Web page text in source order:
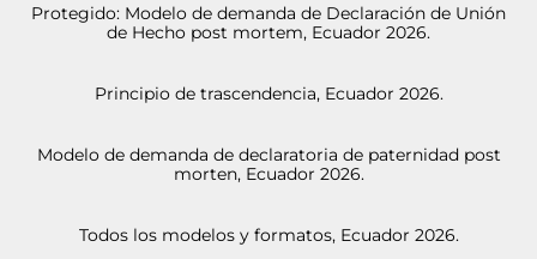
Protegido: Modelo de demanda de Declaración de Unión
de Hecho post mortem, Ecuador 2026.
Principio de trascendencia, Ecuador 2026.
Modelo de demanda de declaratoria de paternidad post
morten, Ecuador 2026.
Todos los modelos y formatos, Ecuador 2026.